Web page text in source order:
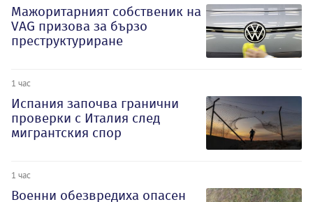
Мажоритарният собственик на
VAG призова за бързо
преструктуриране
1 час
Испания започва гранични
проверки с Италия след
мигрантския спор
1 час
Военни обезвредиха опасен